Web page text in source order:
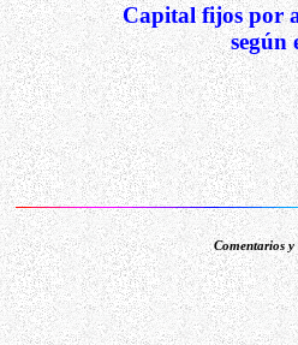
Capital fijos por
según
Comentarios